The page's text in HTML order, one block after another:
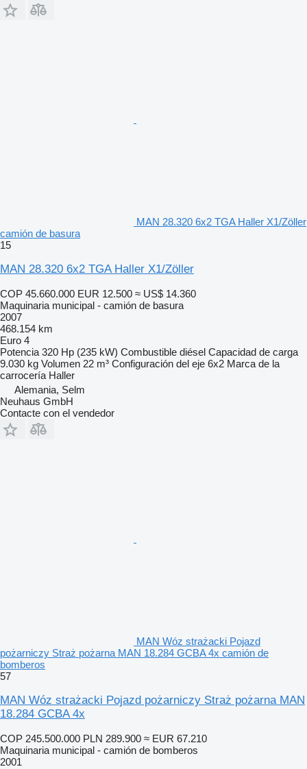
MAN 28.320 6x2 TGA Haller X1/Zöller
camión de basura
15
MAN 28.320 6x2 TGA Haller X1/Zöller
COP 45.660.000 EUR 12.500 ≈ US$ 14.360
Maquinaria municipal - camión de basura
2007
468.154 km
Euro 4
Potencia 320 Hp (235 kW) Combustible diésel Capacidad de carga
9.030 kg Volumen 22 m³ Configuración del eje 6x2 Marca de la
carrocería Haller
Alemania, Selm
Neuhaus GmbH
Contacte con el vendedor
MAN Wóz strażacki Pojazd
pożarniczy Straż pożarna MAN 18.284 GCBA 4x camión de
bomberos
57
MAN Wóz strażacki Pojazd pożarniczy Straż pożarna MAN
18.284 GCBA 4x
COP 245.500.000 PLN 289.900 ≈ EUR 67.210
Maquinaria municipal - camión de bomberos
2001